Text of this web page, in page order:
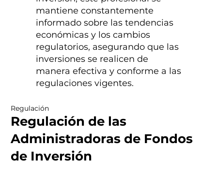
Regulación
Regulación de las
Administradoras de Fondos
de Inversión
mantiene constantemente
informado sobre las tendencias
económicas y los cambios
regulatorios, asegurando que las
inversiones se realicen de
manera efectiva y conforme a las
regulaciones vigentes.